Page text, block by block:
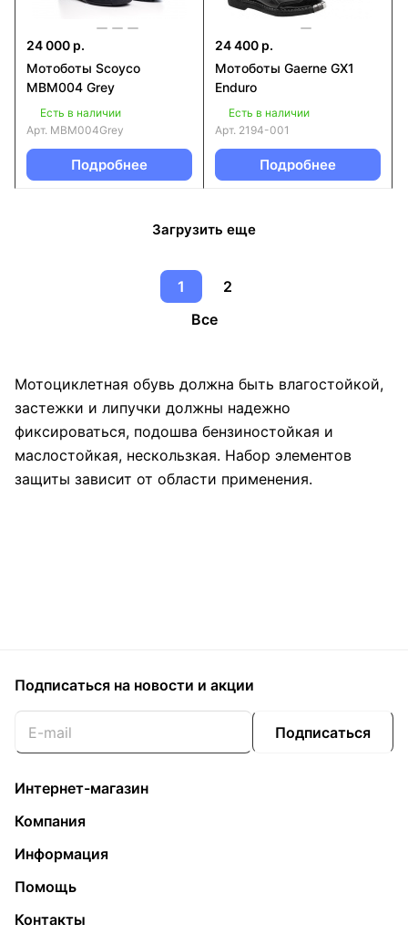
24 000 р.
Мотоботы Scoyco
MBM004 Grey
Есть в наличии
Арт. MBM004Grey
Подробнее
24 400 р.
Мотоботы Gaerne GX1
Enduro
Есть в наличии
Арт. 2194-001
Подробнее
Загрузить еще
1
2
Все
Мотоциклетная обувь должна быть влагостойкой,
застежки и липучки должны надежно
фиксироваться, подошва бензиностойкая и
маслостойкая, нескользкая. Набор элементов
защиты зависит от области применения.
Подписаться на новости и акции
Подписаться
Интернет-магазин
Компания
Информация
Помощь
Контакты